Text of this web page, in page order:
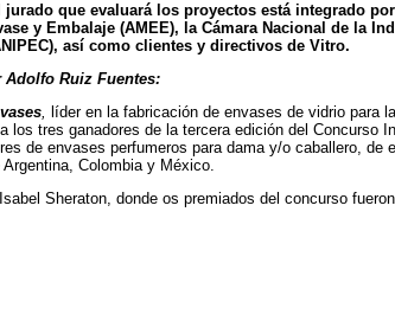
jurado que evaluará los proyectos está integrado
y Embalaje (AMEE), la Cámara Nacional de la
así como clientes y directivos de Vitro.
Adolfo Ruiz Fuentes:
,
líder en la fabricación de envases de vidrio para
los tres ganadores de la tercera edición del Concurso
de envases perfumeros para dama y/o caballero, de
Argentina, Colombia y México.
Sheraton, donde os premiados del concurso